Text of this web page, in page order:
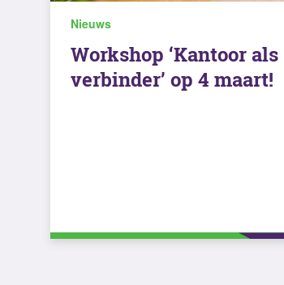
Nieuws
Workshop ‘Kantoor als
verbinder’ op 4 maart!